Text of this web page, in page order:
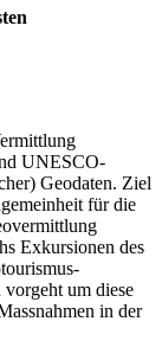
UNESCO-
Geodaten. Ziel
für die
Exkursionen des
um diese
in der